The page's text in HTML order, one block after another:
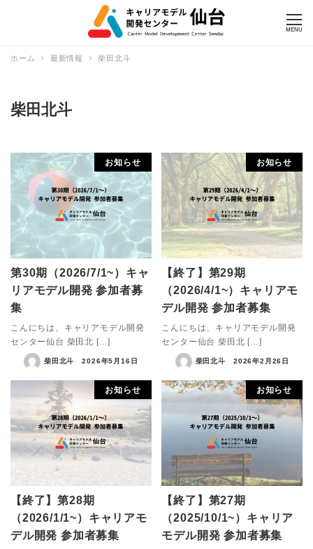
MENU
ホーム 最新情報 柴田北斗
柴田北斗
お知らせ
第30期（2026/7/1~）キャ
リアモデル開発 参加者募
集
こんにちは、キャリアモデル開発
センター仙台 柴田北 […]
柴田北斗 2026年5月16日
お知らせ
【終了】第29期
（2026/4/1~）キャリアモ
デル開発 参加者募集
こんにちは、キャリアモデル開発
センター仙台 柴田北 […]
柴田北斗 2026年2月26日
お知らせ
【終了】第28期
（2026/1/1~）キャリアモ
デル開発 参加者募集
お知らせ
【終了】第27期
（2025/10/1~）キャリア
モデル開発 参加者募集